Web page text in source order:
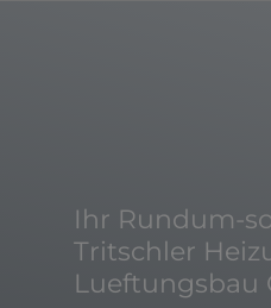
Ihr Rundum-
Tritschler
Lueftungsbau